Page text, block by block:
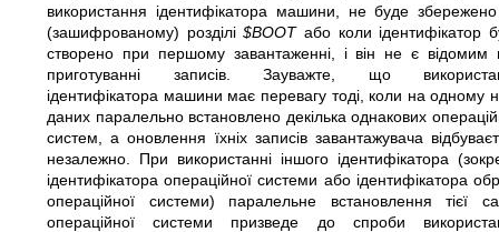
використання ідентифікатора машини, не буде
(зашифрованому) розділі$BOOTабо коли ідентифікатор
створено при першому завантаженні, і він не є відомим
приготуванні записів. Зауважте, що
ідентифікатора машини має перевагу тоді, коли на одному
даних паралельно встановлено декілька однакових
систем, а оновлення їхніх записів завантажувача
незалежно. При використанні іншого ідентифікатора
ідентифікатора операційної системи або ідентифікатора
операційної системи) паралельне встановлення тієї
операційної системи призведе до спроби